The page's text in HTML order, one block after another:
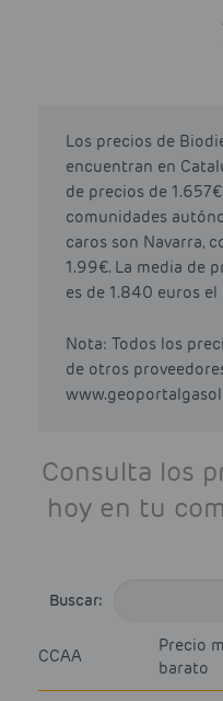
Los precios de
encuentran en
de precios de
comunidades
caros son Navarra,
1.99€. La media de
es de 1.840 euros
Nota: Todos los
de otros
Consulta los
hoy en tu
Buscar:
CCAA
Precio
barato